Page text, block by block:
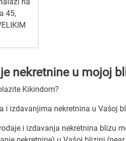
45,
nekretnine u mojoj
Kikindom?
i izdavanjima nekretnina u Vašoj
i izdavanja nekretnina blizu